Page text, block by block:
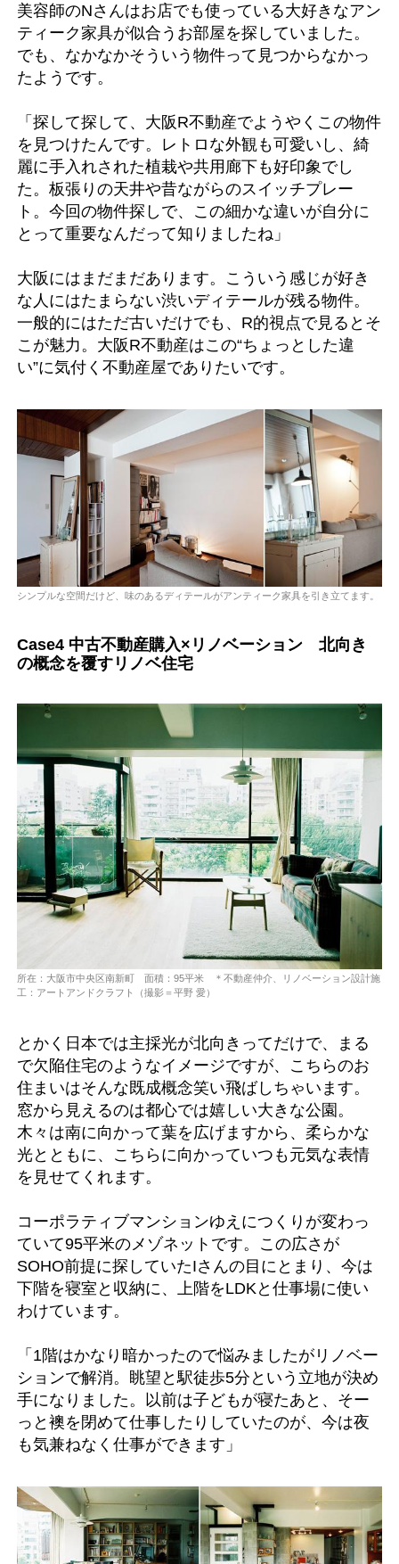
美容師のNさんはお店でも使っている大好きなアン
ティーク家具が似合うお部屋を探していました。
でも、なかなかそういう物件って見つからなかっ
たようです。
「探して探して、大阪R不動産でようやくこの物件
を見つけたんです。レトロな外観も可愛いし、綺
麗に手入れされた植栽や共用廊下も好印象でし
た。板張りの天井や昔ながらのスイッチプレー
ト。今回の物件探しで、この細かな違いが自分に
とって重要なんだって知りましたね」
大阪にはまだまだあります。こういう感じが好き
な人にはたまらない渋いディテールが残る物件。
一般的にはただ古いだけでも、R的視点で見るとそ
こが魅力。大阪R不動産はこの“ちょっとした違
い”に気付く不動産屋でありたいです。
シンプルな空間だけど、味のあるディテールがアンティーク家具を引き立てます。
Case4 中古不動産購入×リノベーション 北向き
の概念を覆すリノベ住宅
所在：大阪市中央区南新町 面積：95平米 ＊不動産仲介、リノベーション設計施
工：アートアンドクラフト（撮影＝平野 愛）
とかく日本では主採光が北向きってだけで、まる
で欠陥住宅のようなイメージですが、こちらのお
住まいはそんな既成概念笑い飛ばしちゃいます。
窓から見えるのは都心では嬉しい大きな公園。
木々は南に向かって葉を広げますから、柔らかな
光とともに、こちらに向かっていつも元気な表情
を見せてくれます。
コーポラティブマンションゆえにつくりが変わっ
ていて95平米のメゾネットです。この広さが
SOHO前提に探していたIさんの目にとまり、今は
下階を寝室と収納に、上階をLDKと仕事場に使い
わけています。
「1階はかなり暗かったので悩みましたがリノベー
ションで解消。眺望と駅徒歩5分という立地が決め
手になりました。以前は子どもが寝たあと、そー
っと襖を閉めて仕事したりしていたのが、今は夜
も気兼ねなく仕事ができます」